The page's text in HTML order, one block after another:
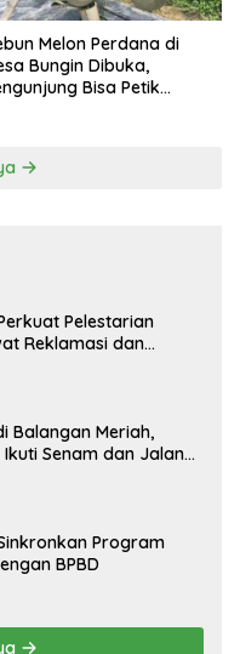
Melon Perdana di
Bungin Dibuka,
Bisa Petik
Pelestarian
Reklamasi dan
Balangan Meriah,
Senam dan Jalan
Program
BPBD